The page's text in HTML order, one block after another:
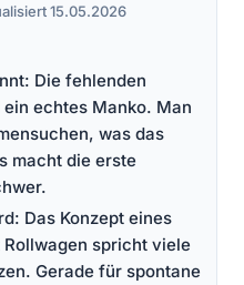
15.05.2026
Die fehlenden
echtes Manko. Man
was das
macht die erste
Das Konzept eines
spricht viele
Gerade für spontane